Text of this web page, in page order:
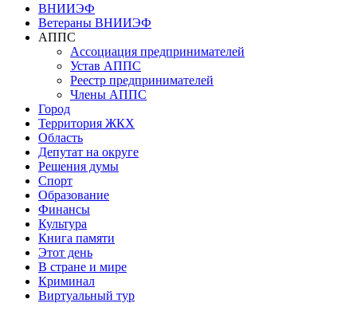
ВНИИЭФ
Ветераны ВНИИЭФ
АППС
Ассоциация предпринимателей
Устав АППС
Реестр предпринимателей
Члены АППС
Город
Территория ЖКХ
Область
Депутат на округе
Решения думы
Спорт
Образование
Финансы
Культура
Книга памяти
Этот день
В стране и мире
Криминал
Виртуальный тур